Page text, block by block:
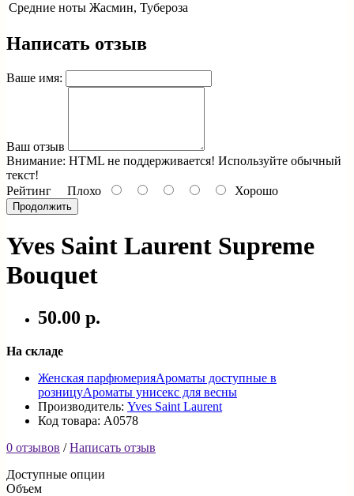
Средние ноты Жасмин, Тубероза
Написать отзыв
Ваше имя:
Ваш отзыв
Внимание: HTML не поддерживается! Используйте обычный
текст!
Рейтинг Плохо Хорошо
Продолжить
Yves Saint Laurent Supreme
Bouquet
50.00 р.
На складе
Женская парфюмерияАроматы доступные в
розницуАроматы унисекс для весны
Производитель: Yves Saint Laurent
Код товара: A0578
0 отзывов /Написать отзыв
Доступные опции
Объем